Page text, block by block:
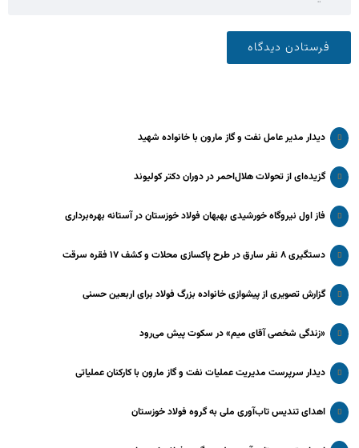
دیدار مدیر عامل نفت و گاز مارون با خانواده شهید
گزیده‌ای از تحولات هلال‌احمر در دوران دکتر کولیوند
فاز اول نیروگاه خورشیدی بهبهان فولاد خوزستان در آستانه بهره‌برداری
دستگیری ۸ نفر سارق در طرح پاکسازی محلات و کشف ۱۷ فقره سرقت
گزارش تصویری از پیشوازی خانواده بزرگ فولاد برای اربعین حسنی
«زندگی شخصی آقای میم» در سکوت پیش می‌رود
دیدار سرپرست مدیریت عملیات نفت و گاز مارون با کارکنان عملیاتی
اهدای تندیس تاب‌آوری ملی به گروه فولاد خوزستان